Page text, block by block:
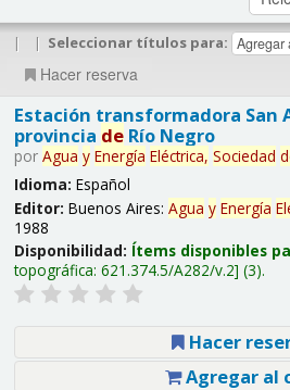
| | Seleccionar títulos para:
Hacer reserva
Estación transformadora San
provincia deRío Negro
por Agua y Energía Eléctrica, Sociedad
Idioma: Español
Editor: Buenos Aires: Agua y Energía
1988
Disponibilidad: Ítems disponibles
topográfica: 621.374.5/A282/v.2 (3).
Hacer
Agregar al